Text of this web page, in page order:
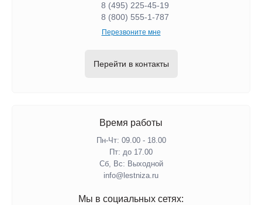
8 (495) 225-45-19
8 (800) 555-1-787
Перезвоните мне
Перейти в контакты
Время работы
Пн-Чт: 09.00 - 18.00
Пт: до 17.00
Сб, Вс: Выходной
info@lestniza.ru
Мы в социальных сетях: